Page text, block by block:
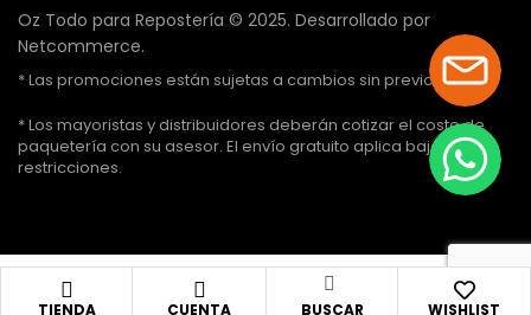
TIENDA CUENTA BUSCAR WISHLIST
Oz Todo para Repostería © 2025. Desarrollado por
Netcommerce.
* Las promociones están sujetas a cambios sin previo aviso.
* Los mayoristas y distribuidores deberán cotizar el costo de
paquetería con su asesor. El envío gratuito aplica bajo ciertas
restricciones.